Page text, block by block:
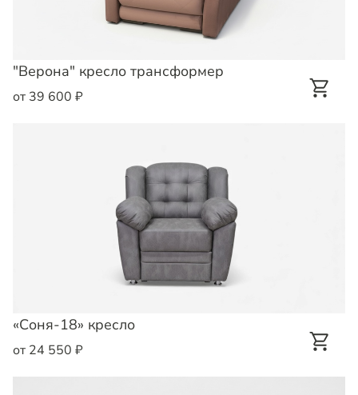
"Верона" кресло трансформер
от 39 600 ₽
«Соня-18» кресло
от 24 550 ₽